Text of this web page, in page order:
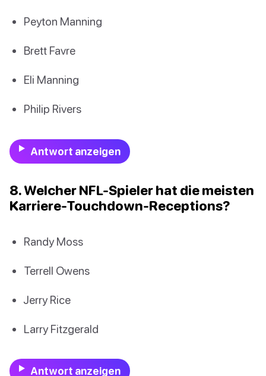
Peyton Manning
Brett Favre
Eli Manning
Philip Rivers
Antwort anzeigen
8. Welcher NFL-Spieler hat die meisten
Karriere-Touchdown-Receptions?
Randy Moss
Terrell Owens
Jerry Rice
Larry Fitzgerald
Antwort anzeigen